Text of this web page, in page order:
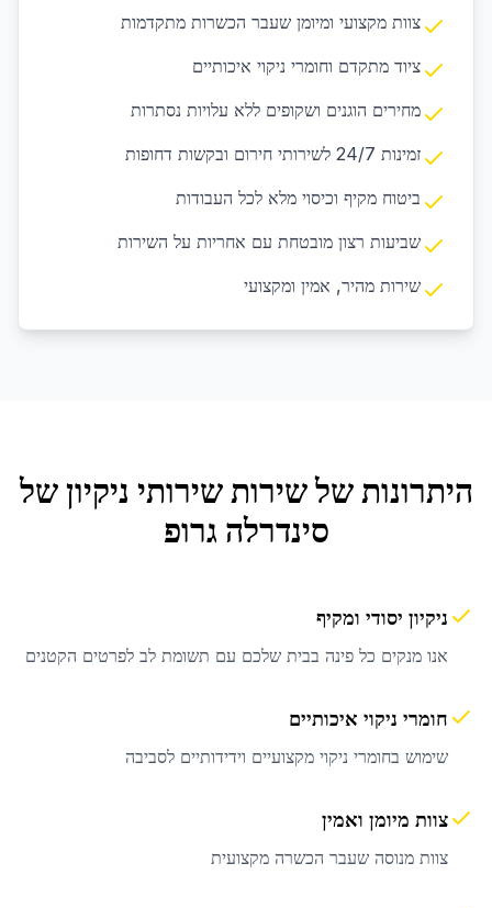
צוות מקצועי ומיומן שעבר הכשרות מתקדמות
ציוד מתקדם וחומרי ניקוי איכותיים
מחירים הוגנים ושקופים ללא עלויות נסתרות
זמינות 24/7 לשירותי חירום ובקשות דחופות
ביטוח מקיף וכיסוי מלא לכל העבודות
שביעות רצון מובטחת עם אחריות על השירות
שירות מהיר, אמין ומקצועי
היתרונות של שירותשירותי ניקיוןשל
סינדרלה גרופ
ניקיון יסודי ומקיף
אנו מנקים כל פינה בבית שלכם עם תשומת לב לפרטים הקטנים
חומרי ניקוי איכותיים
שימוש בחומרי ניקוי מקצועיים וידידותיים לסביבה
צוות מיומן ואמין
צוות מנוסה שעבר הכשרה מקצועית